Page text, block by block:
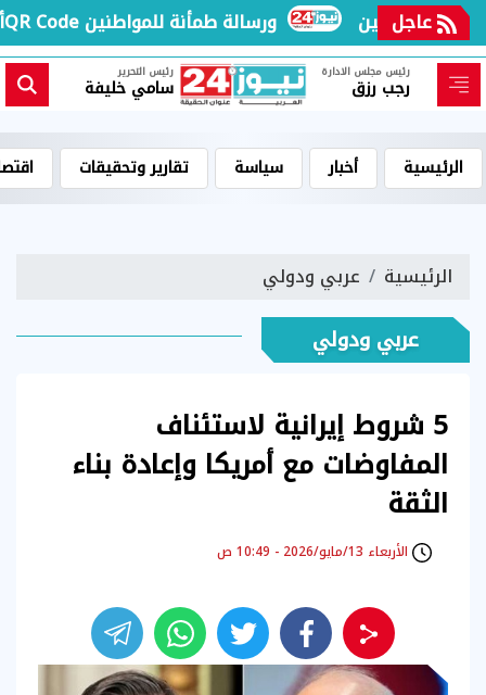
عاجل أسعار الأدوية تحت المجهر.. تفاصيل جديدة بشأن الـQR Code ورسالة طمأنة للمواطنين المخالفين
رئيس مجلس الادارة
رجب رزق
رئيس التحرير
سامي خليفة
الرئيسية أخبار سياسة تقارير وتحقيقات
الرئيسية عربي ودولي
عربي ودولي
5 شروط إيرانية لاستئناف
المفاوضات مع أمريكا وإعادة بناء
الثقة
الأربعاء 13/مايو/2026 - 10:49 ص